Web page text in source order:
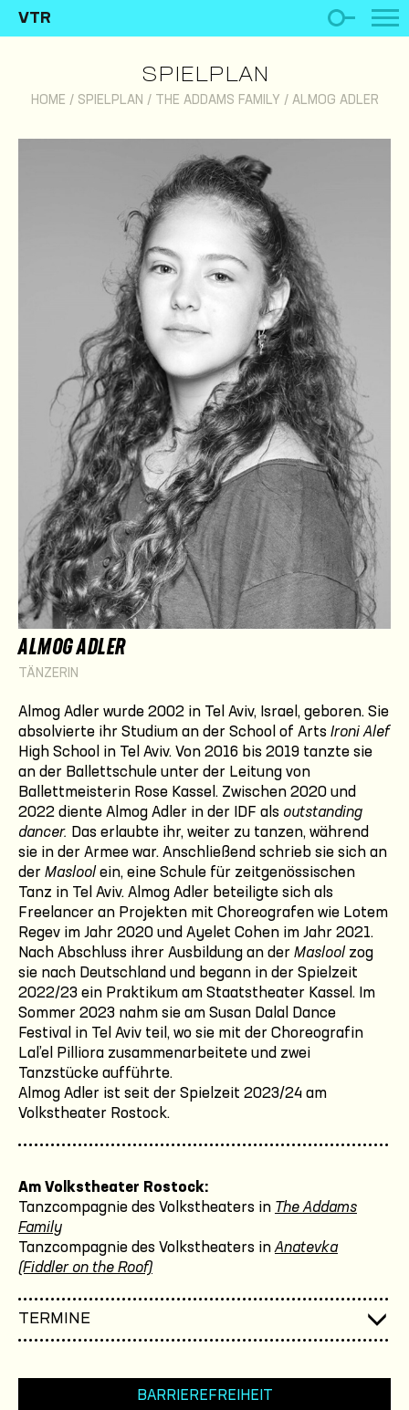
VTR
SPIELPLAN
HOME / SPIELPLAN / THE ADDAMS FAMILY / ALMOG ADLER
ALMOG ADLER
TÄNZERIN
Almog Adler wurde 2002 in Tel Aviv, Israel, geboren. Sie
absolvierte ihr Studium an der School of Arts Ironi Alef
High School in Tel Aviv. Von 2016 bis 2019 tanzte sie
an der Ballettschule unter der Leitung von
Ballettmeisterin Rose Kassel. Zwischen 2020 und
2022 diente Almog Adler in der IDF als outstanding
dancer. Das erlaubte ihr, weiter zu tanzen, während
sie in der Armee war. Anschließend schrieb sie sich an
der Maslool ein, eine Schule für zeitgenössischen
Tanz in Tel Aviv. Almog Adler beteiligte sich als
Freelancer an Projekten mit Choreografen wie Lotem
Regev im Jahr 2020 und Ayelet Cohen im Jahr 2021.
Nach Abschluss ihrer Ausbildung an der Maslool zog
sie nach Deutschland und begann in der Spielzeit
2022/23 ein Praktikum am Staatstheater Kassel. Im
Sommer 2023 nahm sie am Susan Dalal Dance
Festival in Tel Aviv teil, wo sie mit der Choreografin
Lal’el Pilliora zusammenarbeitete und zwei
Tanzstücke aufführte.
Almog Adler ist seit der Spielzeit 2023/24 am
Volkstheater Rostock.
Am Volkstheater Rostock:
Tanzcompagnie des Volkstheaters in The Addams
Family
Tanzcompagnie des Volkstheaters in Anatevka
(Fiddler on the Roof)
TERMINE
BARRIEREFREIHEIT